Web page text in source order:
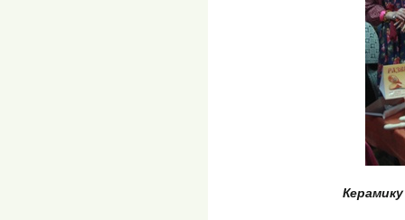
Керамику